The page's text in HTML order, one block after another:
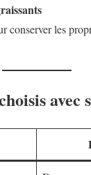
conserver les
avec